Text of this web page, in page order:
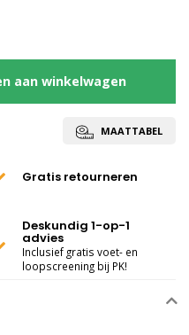
aan winkelwagen
MAATTABEL
Gratis retourneren
Deskundig 1-op-1
advies
Inclusief gratis voet- en
loopscreening bij PK!